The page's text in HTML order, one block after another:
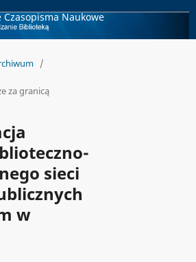
Naukowe
/
za granicą
sieci
w